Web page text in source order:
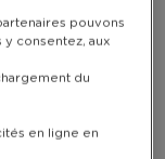
pouvons
consentez, aux
du
en ligne en